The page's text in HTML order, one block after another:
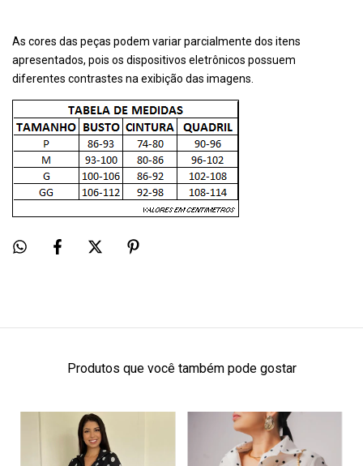
As cores das peças podem variar parcialmente dos itens
apresentados, pois os dispositivos eletrônicos possuem
diferentes contrastes na exibição das imagens.
Produtos que você também pode gostar